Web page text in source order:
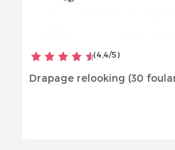
(4,4/5)
Drapage relooking (30